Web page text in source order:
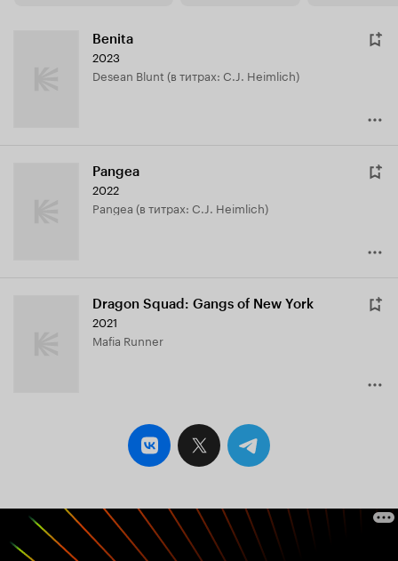
Benita
2023
Desean Blunt (в титрах: C.J. Heimlich)
Pangea
2022
Pangea (в титрах: C.J. Heimlich)
Dragon Squad: Gangs of New York
2021
Mafia Runner